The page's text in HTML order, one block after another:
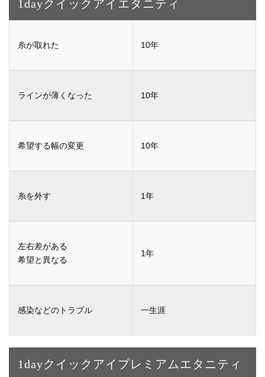
1dayクイックアイ エタニティ
10年
10年
10年
1年
1年
一生涯
1dayクイックアイ プレミアムエタニティ